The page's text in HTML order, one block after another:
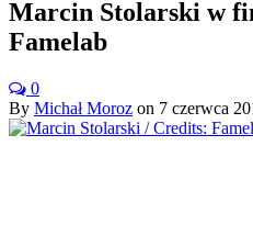
Marcin Stolarski w
Famelab
0
By Michał Moroz on 7 czerwca